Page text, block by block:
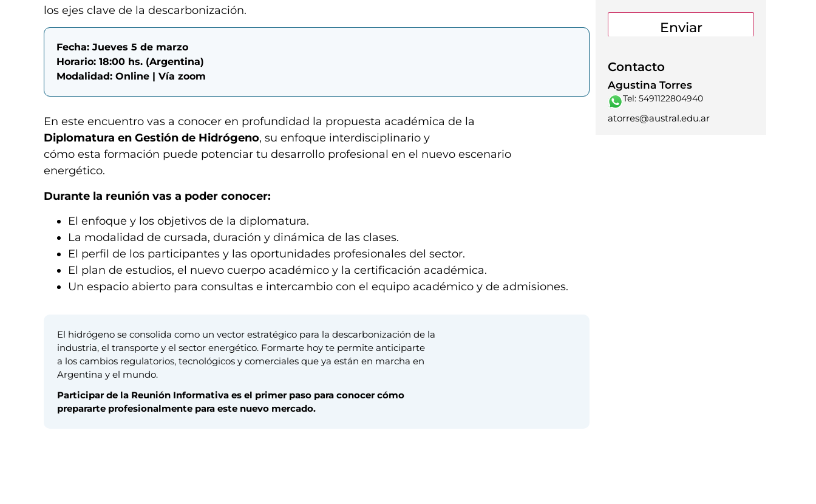
los ejes clave de la descarbonización.
Fecha: Jueves 5 de marzo
Horario: 18:00 hs. (Argentina)
Modalidad: Online | Vía zoom
En este encuentro vas a conocer en profundidad la propuesta académica de la
Diplomatura en Gestión de Hidrógeno, su enfoque interdisciplinario y
cómo esta formación puede potenciar tu desarrollo profesional en el nuevo escenario
energético.
Durante la reunión vas a poder conocer:
El enfoque y los objetivos de la diplomatura.
La modalidad de cursada, duración y dinámica de las clases.
El perfil de los participantes y las oportunidades profesionales del sector.
El plan de estudios, el nuevo cuerpo académico y la certificación académica.
Un espacio abierto para consultas e intercambio con el equipo académico y de admisiones.
El hidrógeno se consolida como un vector estratégico para la descarbonización de la
industria, el transporte y el sector energético. Formarte hoy te permite anticiparte
a los cambios regulatorios, tecnológicos y comerciales que ya están en marcha en
Argentina y el mundo.
Participar de la Reunión Informativa es el primer paso para conocer cómo
prepararte profesionalmente para este nuevo mercado.
Contacto
Agustina Torres
Tel: 5491122804940
atorres@austral.edu.ar